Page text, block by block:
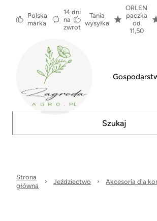
Polska
marka
14 dni
na
zwrot
Tania
wysyłka
ORLEN
paczka
od
11,50
Strona
główna
Jeździectwo Akcesoria dla